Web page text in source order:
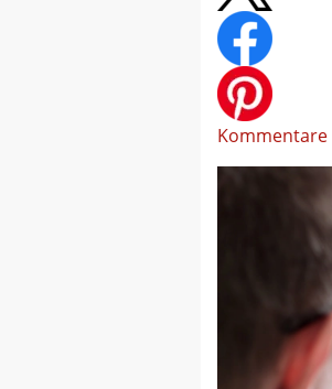
Kommentare